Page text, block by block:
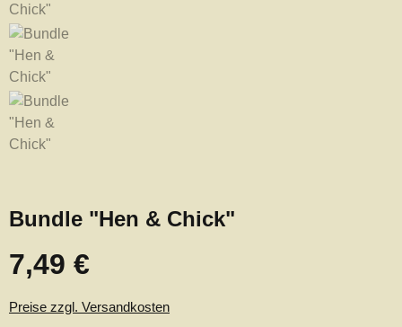
Bundle "Hen & Chick"
Regulärer Preis:
7,49 €
Preise zzgl. Versandkosten